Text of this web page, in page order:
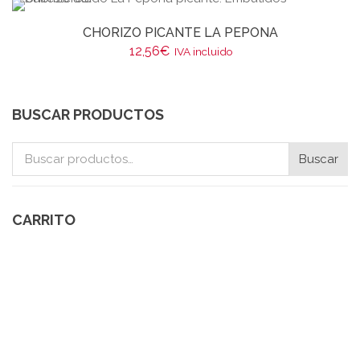
CHORIZO PICANTE LA PEPONA
12,56€ IVA incluido
BUSCAR PRODUCTOS
Buscar
CARRITO